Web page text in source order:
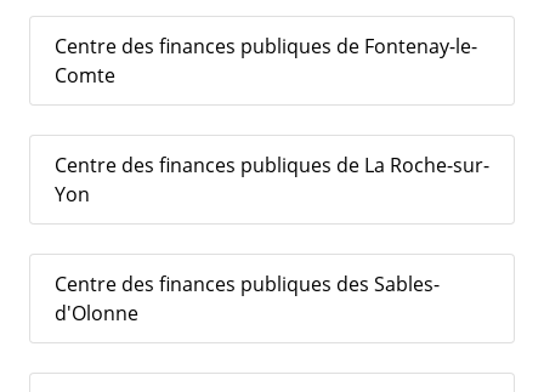
Centre des finances publiques de Fontenay-le-
Comte
Centre des finances publiques de La Roche-sur-
Yon
Centre des finances publiques des Sables-
d'Olonne